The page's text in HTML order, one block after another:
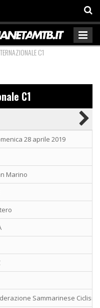
C1
C1
28 aprile 2019
Marino
Sammarinese